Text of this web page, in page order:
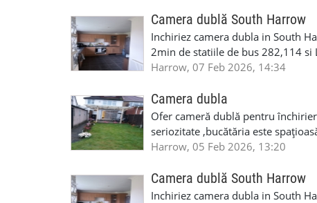
Camera dublă South Harrow
Inchiriez camera dubla in South
2min de statiile de bus 282,114 si
room,frigider propiu,parcare
Harrow, 07 Feb 2026, 14:34
Camera dubla
Ofer cameră dublă pentru
seriozitate ,bucătăria este
în fiecare cameră câte o persoană
Harrow, 05 Feb 2026, 13:20
Camera dublă South Harrow
Inchiriez camera dubla in South